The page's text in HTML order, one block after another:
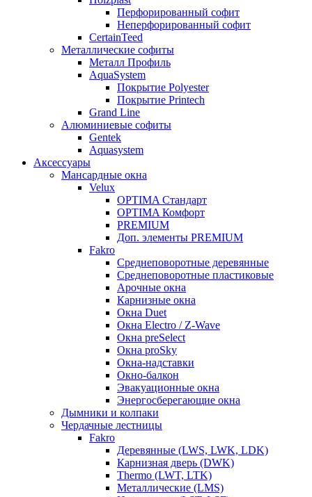
Перфорированный софит
Неперфорированный софит
CertainTeed
Металлические софиты
Металл Профиль
AquaSystem
Покрытие Polyester
Покрытие Printech
Grand Line
Алюминиевые софиты
Gentek
Aquasystem
Аксессуары
Мансардные окна
Velux
OPTIMA Стандарт
OPTIMA Комфорт
PREMIUM
Доп. элементы PREMIUM
Fakro
Cреднеповоротные деревянные
Cреднеповоротные пластиковые
Арочные окна
Карнизные окна
Окна Duet
Окна Electro / Z-Wave
Окна preSelect
Окна proSky
Окна-надставки
Окно-балкон
Эвакуационные окна
Энергосберегающие окна
Дымники и колпаки
Чердачные лестницы
Fakro
Деревянные (LWS, LWK, LDK)
Карнизная дверь (DWK)
Thermo (LWT, LTK)
Металлические (LMS)